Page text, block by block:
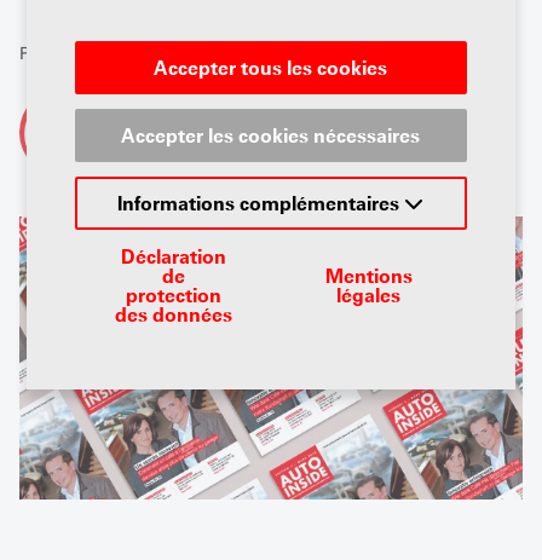
Accepter tous les cookies
Accepter les cookies nécessaires
Informations complémentaires
Déclaration
de
protection
des données
Mentions
légales
Publié: 01 mars 2024
AGVS-Newsdesk